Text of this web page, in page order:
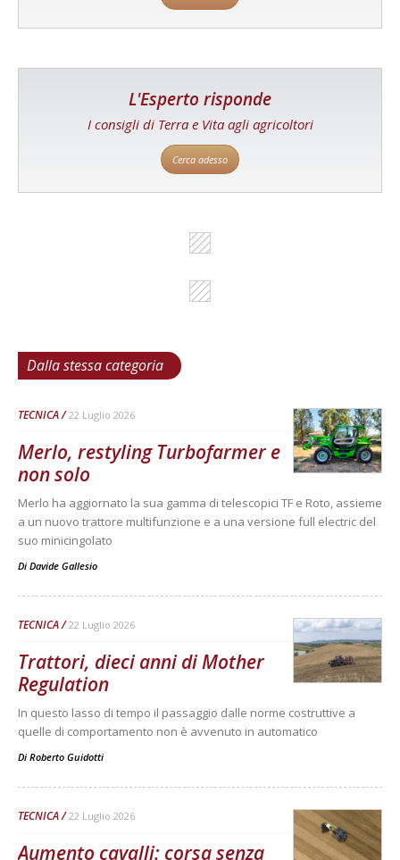
L'Esperto risponde
I consigli di Terra e Vita agli agricoltori
Cerca adesso
Dalla stessa categoria
TECNICA 22 Luglio 2026
Merlo, restyling Turbofarmer e
non solo
Merlo ha aggiornato la sua gamma di telescopici TF e Roto, assieme
a un nuovo trattore multifunzione e a una versione full electric del
suo minicingolato
Di Davide Gallesio
TECNICA 22 Luglio 2026
Trattori, dieci anni di Mother
Regulation
In questo lasso di tempo il passaggio dalle norme costruttive a
quelle di comportamento non è avvenuto in automatico
Di Roberto Guidotti
TECNICA 22 Luglio 2026
Aumento cavalli: corsa senza